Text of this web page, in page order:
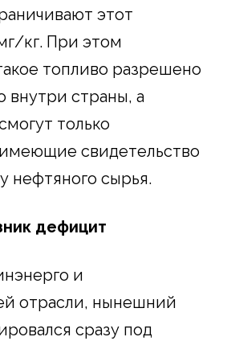
этот
кг. При этом
топливо разрешено
внутри страны, а
только
свидетельство
нефтяного сырья.
дефицит
и
отрасли, нынешний
сразу под